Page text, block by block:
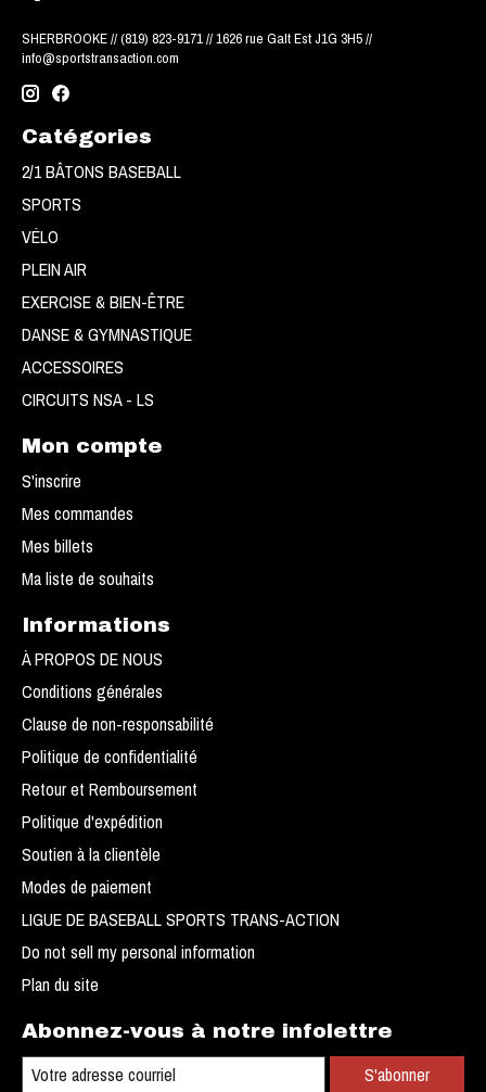
SHERBROOKE // (819) 823-9171 // 1626 rue Galt Est J1G 3H5 //
info@sportstransaction.com
Catégories
2/1 BÂTONS BASEBALL
SPORTS
VÉLO
PLEIN AIR
EXERCISE & BIEN-ÊTRE
DANSE & GYMNASTIQUE
ACCESSOIRES
CIRCUITS NSA - LS
Mon compte
S'inscrire
Mes commandes
Mes billets
Ma liste de souhaits
Informations
À PROPOS DE NOUS
Conditions générales
Clause de non-responsabilité
Politique de confidentialité
Retour et Remboursement
Politique d'expédition
Soutien à la clientèle
Modes de paiement
LIGUE DE BASEBALL SPORTS TRANS-ACTION
Do not sell my personal information
Plan du site
Abonnez-vous à notre infolettre
S'abonner